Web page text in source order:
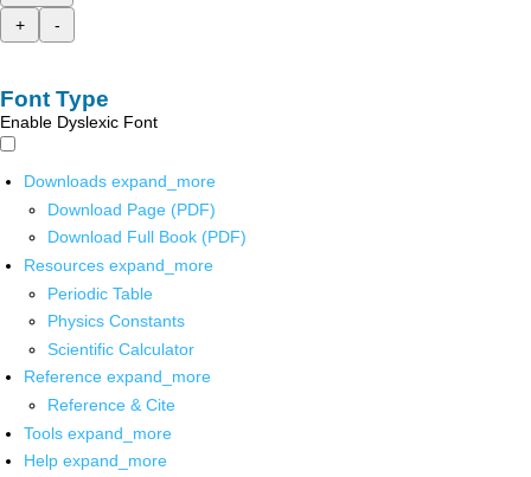
+
-
Font Type
Enable Dyslexic Font
Downloads expand_more
Download Page (PDF)
Download Full Book (PDF)
Resources expand_more
Periodic Table
Physics Constants
Scientific Calculator
Reference expand_more
Reference & Cite
Tools expand_more
Help expand_more